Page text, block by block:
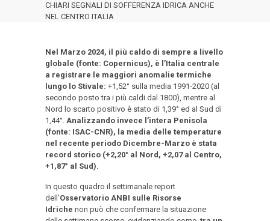
CHIARI SEGNALI DI SOFFERENZA IDRICA ANCHE
NEL CENTRO ITALIA
Nel Marzo 2024, il più caldo di sempre a livello
globale (fonte: Copernicus), è l’Italia centrale
a registrare le maggiori anomalie termiche
lungo lo Stivale: +1,52° sulla media 1991-2020 (al
secondo posto tra i più caldi dal 1800), mentre al
Nord lo scarto positivo è stato di 1,39° ed al Sud di
1,44°.Analizzando invece l’intera Penisola
(fonte: ISAC-CNR), la media delle temperature
nel recente periodo Dicembre-Marzo è stata
record storico (+2,20° al Nord, +2,07 al Centro,
+1,87° al Sud).
In questo quadro il settimanale report
dell’Osservatorio ANBI sulle Risorse
Idriche non può che confermare la situazione